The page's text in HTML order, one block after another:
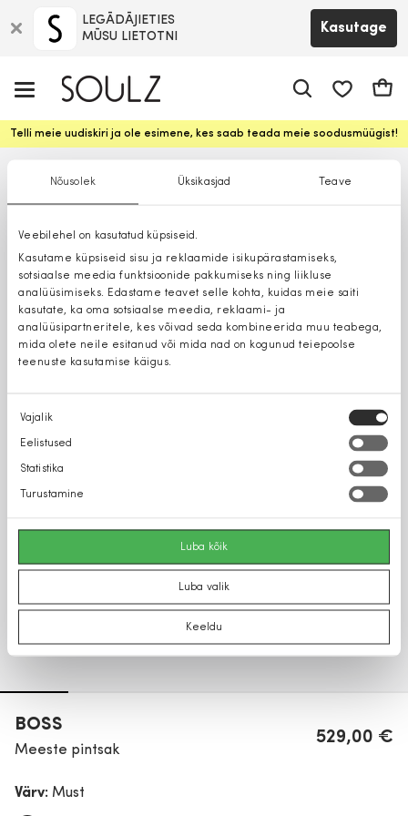
Nõusolek Üksikasjad Teave
Veebilehel on kasutatud küpsiseid.
Kasutame küpsiseid sisu ja reklaamide isikupärastamiseks,
sotsiaalse meedia funktsioonide pakkumiseks ning liikluse
analüüsimiseks. Edastame teavet selle kohta, kuidas meie saiti
kasutate, ka oma sotsiaalse meedia, reklaami- ja
analüüsipartneritele, kes võivad seda kombineerida muu teabega,
mida olete neile esitanud või mida nad on kogunud teiepoolse
teenuste kasutamise käigus.
Nõusoleku
valik
Vajalik
Eelistused
Statistika
Turustamine
Luba kõik
Luba valik
Keeldu
LEGĀDĀJIETIES
MŪSU LIETOTNI
Kasutage
Telli meie uudiskiri ja ole esimene, kes saab teada meie soodusmüügist!
BOSS
Meeste pintsak
529,00 €
Värv: Must